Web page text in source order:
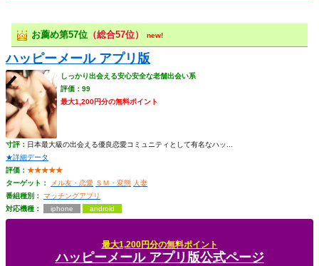
お薦め第57位 （総合57位） new!
ハッピーメール アプリ版
しっかり出会える安心安全な老舗出会い系
評価：99
最大1,200円分の無料ポイント
寸評： 日本最大級の出会える優良恋愛コミュニティとして有名なハッ...
★詳細データ
評価： ★★★★★
ターゲット：
メル友・恋愛 ＳＭ・変態 人妻
番組種別：
マッチングアプリ
対応機種：
iphone android
最大1,200円分の無料ポイント
ハッピーメール アプリ版公式ページ